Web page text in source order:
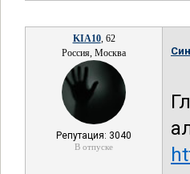
KIA10, 62
Россия, Москва
Репутация: 3040
В отпуске